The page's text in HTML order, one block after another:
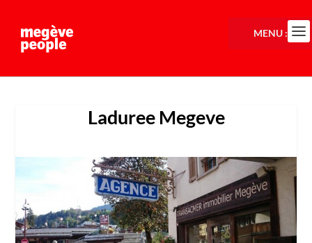
Laduree Megeve
MENU :